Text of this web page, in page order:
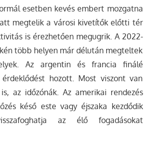
esetben kevés embert mozgatna
megtelik a városi kivetítők előtti tér
is érezhetően megugrik. A 2022-
több helyen már délután megteltek
Az argentin és francia finálé
érdeklődést hozott. Most viszont van
az időzónák. Az amerikai rendezés
késő este vagy éjszaka kezdődik
az élő fogadásokat